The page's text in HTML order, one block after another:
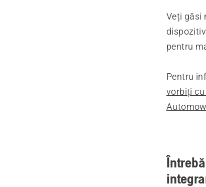
Veți găsi
pentru
Pentru
vorbiți